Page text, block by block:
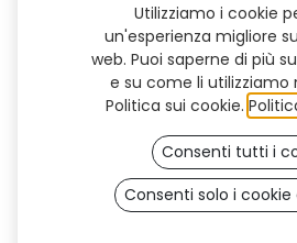
Utilizziamo i cookie
un'esperienza migliore
web. Puoi saperne di più
e su come li utilizziamo
Politica sui cookie.
Consenti tutti i
Consenti solo i cookie